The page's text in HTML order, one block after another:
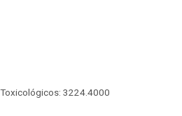
3224.4000